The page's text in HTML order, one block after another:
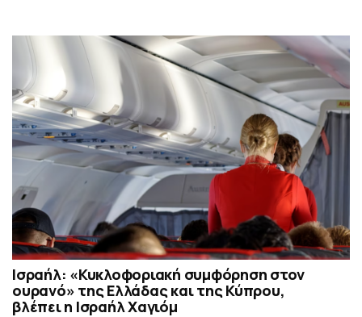
Ισραήλ: «Κυκλοφοριακή συμφόρηση στον
ουρανό» της Ελλάδας και της Κύπρου,
βλέπει η Ισραήλ Χαγιόμ